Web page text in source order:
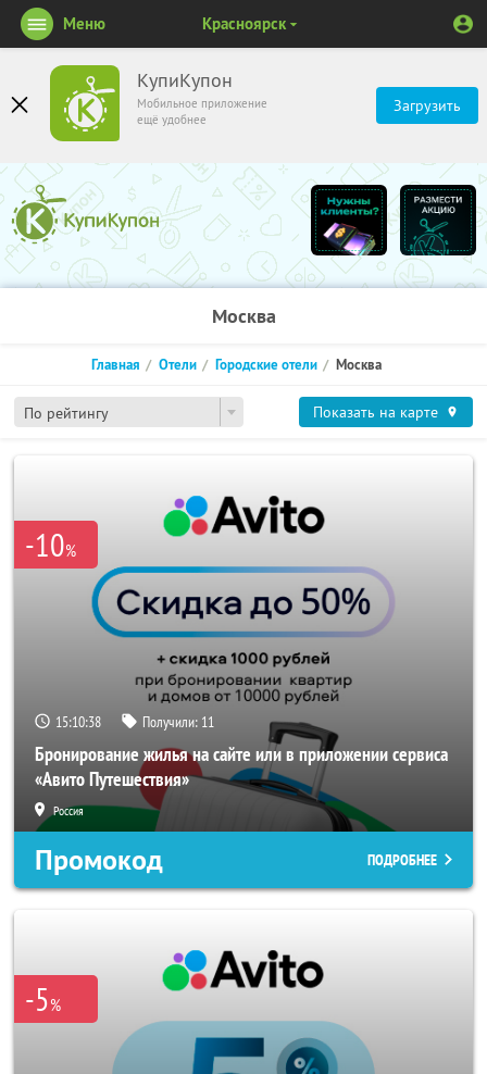
КупиКупон
Мобильное приложение
ещё удобнее
Загрузить
Меню Красноярск
Москва
По рейтингу
Главная Отели Городские отели Москва
Показать на карте
-10%
15:10:37 Получили: 11
Бронирование жилья на сайте или в приложении сервиса
«Авито Путешествия»
Россия
Промокод ПОДРОБНЕЕ
-5%